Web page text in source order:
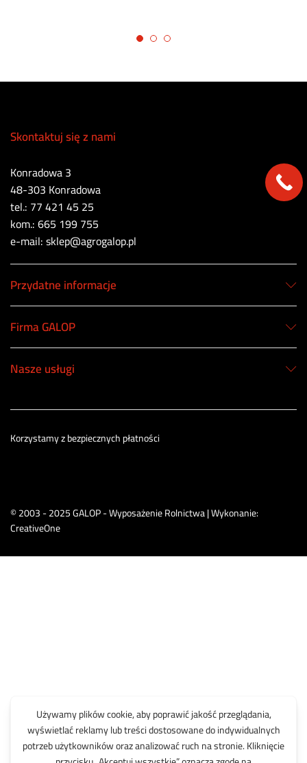
Skontaktuj się z nami
Konradowa 3
48-303 Konradowa
tel.: 77 421 45 25
kom.: 665 199 755
e-mail: sklep@agrogalop.pl
Przydatne informacje
Firma GALOP
Nasze usługi
© 2003 - 2025 GALOP - Wyposażenie Rolnictwa | Wykonanie:
CreativeOne
Korzystamy z bezpiecznych płatności